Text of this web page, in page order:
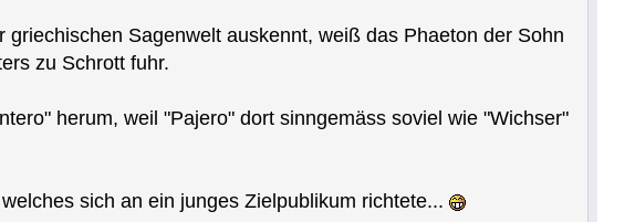
Sagenwelt auskennt, weiß das Phaeton der Sohn
zu Schrott fuhr.
herum, weil "Pajero" dort sinngemäss soviel wie "Wichser"
sich an ein junges Zielpublikum richtete...